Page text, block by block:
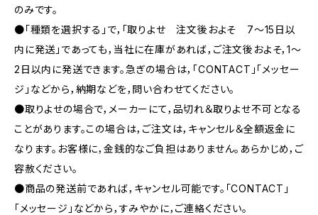
のみです。
●「種類を選択する」で，「取りよせ 注文後およそ 7〜15日以
内に発送」であっても，当社に在庫があれば，ご注文後およそ，1〜
2日以内に発送できます。急ぎの場合は，「CONTACT」「メッセー
ジ」などから，納期などを，問い合わせてください。
●取りよせの場合で，メーカーにて，品切れ＆取りよせ不可となる
ことがあります。この場合は，ご注文は，キャンセル＆全額返金に
なります。お客様に，金銭的なご負担はありません。あらかじめ，ご
容赦ください。
●商品の発送前であれば，キャンセル可能です。「CONTACT」
「メッセージ」などから，すみやかに，ご連絡ください。